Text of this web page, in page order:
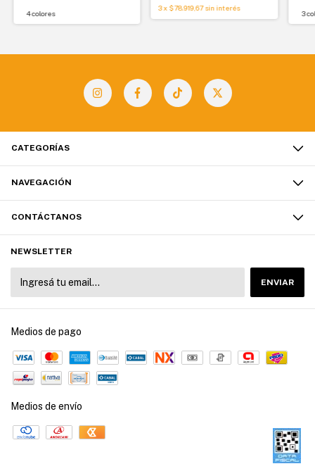
4 colores
3x $78.919,67 sin interés
3
CATEGORÍAS
NAVEGACIÓN
CONTÁCTANOS
NEWSLETTER
Medios de pago
Medios de envío